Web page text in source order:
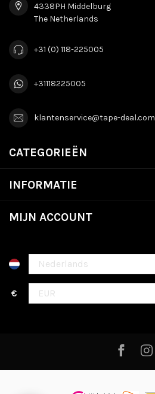
4338PH Middelburg
The Netherlands
+31 (0) 118-225005
+31118225005
klantenservice@tape-deal.com
CATEGORIEËN
INFORMATIE
MIJN ACCOUNT
€